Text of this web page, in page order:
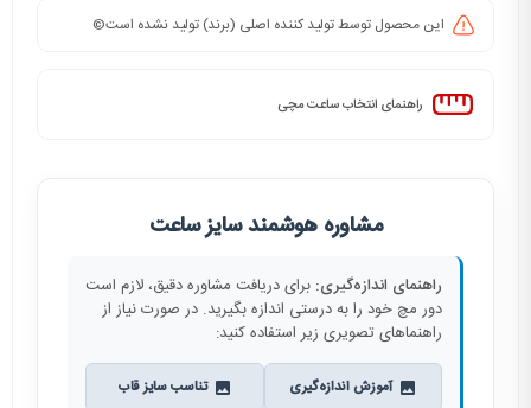
این محصول توسط تولید کننده اصلی (برند) تولید نشده است©️
راهنمای انتخاب ساعت مچی
مشاوره هوشمند سایز ساعت
راهنمای اندازه‌گیری: برای دریافت مشاوره دقیق، لازم است
دور مچ خود را به درستی اندازه بگیرید. در صورت نیاز از
راهنماهای تصویری زیر استفاده کنید:
آموزش اندازه‌گیری تناسب سایز قاب